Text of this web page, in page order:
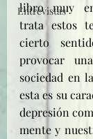
Entrevistas
libro muy
trata estos
cierto
provocar
sociedad en
esta es su
depresión
mente y